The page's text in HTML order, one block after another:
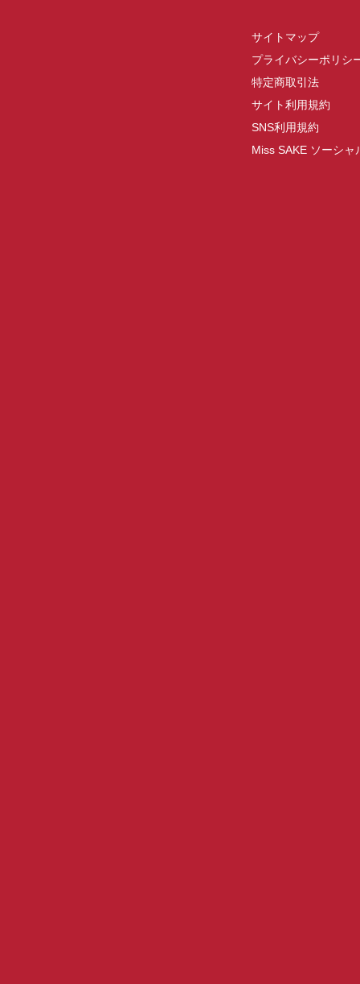
サイトマップ
プライバシーポリシ
特定商取引法
サイト利用規約
SNS利用規約
Miss SAKE ソーシ